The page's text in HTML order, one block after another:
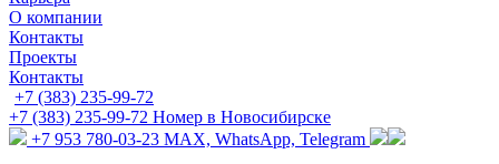
О компании
Контакты
Проекты
Контакты
+7 (383) 235-99-72
+7 (383) 235-99-72 Номер в Новосибирске
+7 953 780-03-23 MAX, WhatsApp, Telegram